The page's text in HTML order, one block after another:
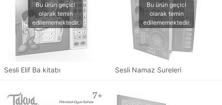
Sesli Elif Ba kitabı Sesli Namaz Sureleri